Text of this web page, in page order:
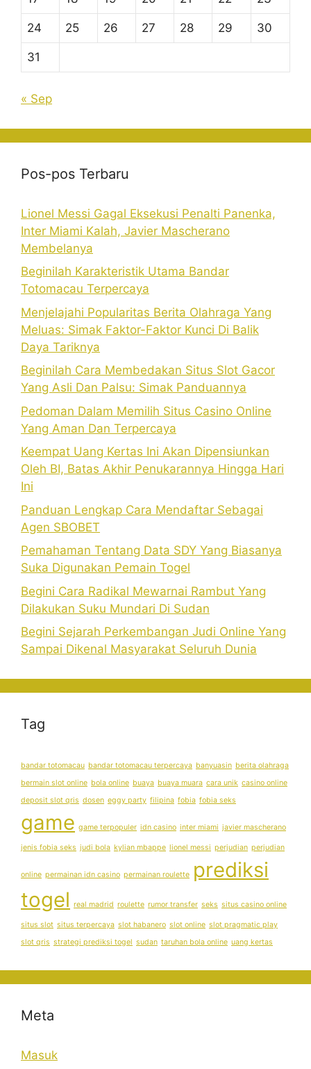
24 25 26 27 28 29 30
31
« Sep
Pos-pos Terbaru
Lionel Messi Gagal Eksekusi Penalti Panenka,
Inter Miami Kalah, Javier Mascherano
Membelanya
Beginilah Karakteristik Utama Bandar
Totomacau Terpercaya
Menjelajahi Popularitas Berita Olahraga Yang
Meluas: Simak Faktor-Faktor Kunci Di Balik
Daya Tariknya
Beginilah Cara Membedakan Situs Slot Gacor
Yang Asli Dan Palsu: Simak Panduannya
Pedoman Dalam Memilih Situs Casino Online
Yang Aman Dan Terpercaya
Keempat Uang Kertas Ini Akan Dipensiunkan
Oleh BI, Batas Akhir Penukarannya Hingga Hari
Ini
Panduan Lengkap Cara Mendaftar Sebagai
Agen SBOBET
Pemahaman Tentang Data SDY Yang Biasanya
Suka Digunakan Pemain Togel
Begini Cara Radikal Mewarnai Rambut Yang
Dilakukan Suku Mundari Di Sudan
Begini Sejarah Perkembangan Judi Online Yang
Sampai Dikenal Masyarakat Seluruh Dunia
Tag
bandar totomacau bandar totomacau terpercaya banyuasin berita olahraga
bermain slot online bola online buaya buaya muara cara unik casino online
deposit slot qris dosen eggy party filipina fobia fobia seks
game game terpopuler idn casino inter miami javier mascherano
jenis fobia seks judi bola kylian mbappe lionel messi perjudian perjudian
online permainan idn casino permainan roulette prediksi
togel real madrid roulette rumor transfer seks situs casino online
situs slot situs terpercaya slot habanero slot online slot pragmatic play
slot qris strategi prediksi togel sudan taruhan bola online uang kertas
Meta
Masuk